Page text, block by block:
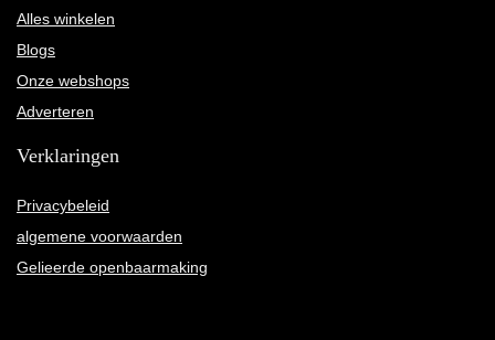
Alles winkelen
Blogs
Onze webshops
Adverteren
Verklaringen
Privacybeleid
algemene voorwaarden
Gelieerde openbaarmaking